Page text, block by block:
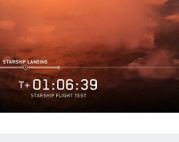
Investitori
lo scoppio
retail (…)
Quando
sempre